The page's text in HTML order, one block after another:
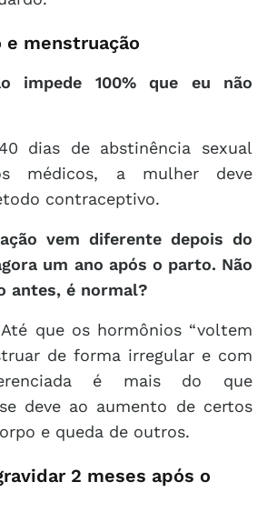
e menstruação
impede 100% que eu não
dias de abstinência sexual
médicos, a mulher deve
contraceptivo.
vem diferente depois do
um ano após o parto. Não
antes, é normal?
que os hormônios “voltem
de forma irregular e com
é mais do que
deve ao aumento de certos
e queda de outros.
2 meses após o